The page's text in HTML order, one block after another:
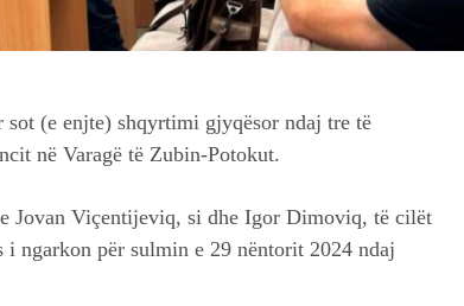
(e enjte) shqyrtimi gjyqësor ndaj tre të
në Varagë të Zubin-Potokut.
Jovan Viçentijeviq, si dhe Igor Dimoviq, të cilët
i ngarkon për sulmin e 29 nëntorit 2024 ndaj